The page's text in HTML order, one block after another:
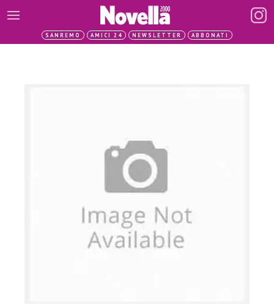
SANREMO AMICI 24 NEWSLETTER ABBONATI